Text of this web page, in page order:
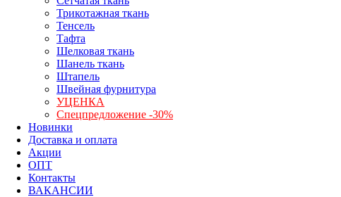
Трикотажная ткань
Тенсель
Тафта
Шелковая ткань
Шанель ткань
Штапель
Швейная фурнитура
УЦЕНКА
Спецпредложение -30%
Новинки
Доставка и оплата
Акции
ОПТ
Контакты
ВАКАНСИИ